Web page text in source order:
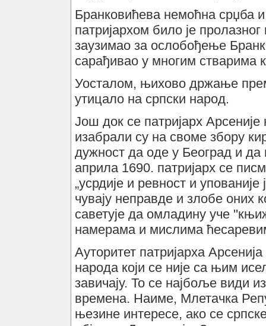
Бранковићева немоћна срџба
патријархом било је
заузимао за ослобођење
сарађивао у многим стварима
Уосталом, њихово држање
утицало на српски народ.
Још док се патријарх
изабрали су на своме збору
дужност да оде у Београд и да
априла 1690. патријарх се
„усрдије и ревност и
чувају неправде и злобе оних
саветује да омладину уче
намерама и мислима
Ауторитет патријарха
народа који се није са њим
завичају. То се најбоље види
времена. Наиме, Млетачка
њезине интересе, ако се